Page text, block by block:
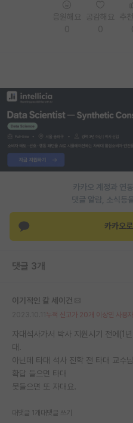
취업 게시판
임용 후기 게시판
PI 전용 게시판
인문사회 계열 게시판
특수/전문대학원 게시판
장학금/장학생 게시판
커리어
유학교육
이벤트
반도체 아카데미
카카오 계정과 연
댓글 알람, 소식등
카카오
댓글 3개
이기적인 칼 세이건
누적 신고가 20개 이상인 사용
자대석사가서 박사 지원시기 전에(1
대.
아닌데 타대 석사 진학 전 타대 교수
확답 들으면 타대
못들으면 또 자대요.
대댓글 1개 대댓글 쓰기